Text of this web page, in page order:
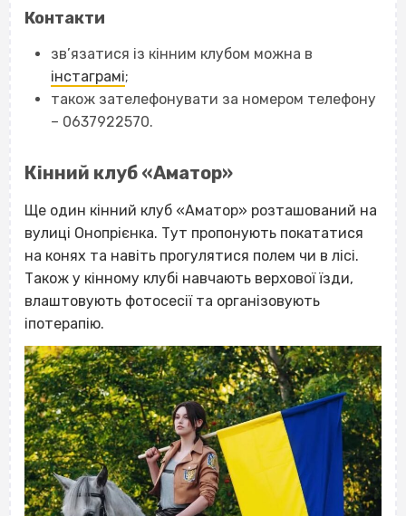
Контакти
зв’язатися із кінним клубом можна в
інстаграмі;
також зателефонувати за номером телефону
– 0637922570.
Кінний клуб «Аматор»
Ще один кінний клуб «Аматор» розташований на
вулиці Онопрієнка. Тут пропонують покататися
на конях та навіть прогулятися полем чи в лісі.
Також у кінному клубі навчають верхової їзди,
влаштовують фотосесії та організовують
іпотерапію.